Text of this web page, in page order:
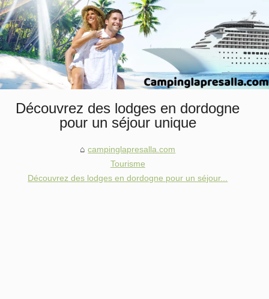
Découvrez des lodges en dordogne
pour un séjour unique
campinglapresalla.com
Tourisme
Découvrez des lodges en dordogne pour un séjour...